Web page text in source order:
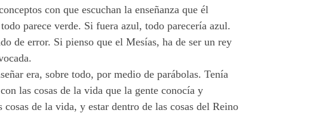
con que escuchan la enseñanza que él
parece verde. Si fuera azul, todo parecería azul.
de error. Si pienso que el Mesías, ha de ser un rey
era, sobre todo, por medio de parábolas. Tenía
las cosas de la vida que la gente conocía y
de la vida, y estar dentro de las cosas del Reino